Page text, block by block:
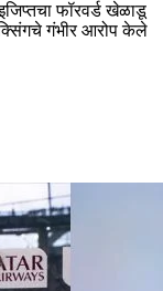
फॉरवर्ड खेळाडू
गंभीर आरोप केले